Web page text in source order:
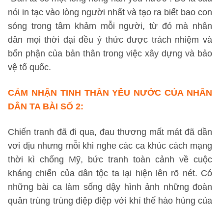
nói in tạc vào lòng người nhất và tạo ra biết bao con
sóng trong tâm khảm mỗi người, từ đó mà nhân
dân mọi thời đại đều ý thức được trách nhiệm và
bổn phận của bản thân trong việc xây dựng và bảo
vệ tổ quốc.
CẢM NHẬN TINH THẦN YÊU NƯỚC CỦA NHÂN
DÂN TA BÀI SỐ 2:
Chiến tranh đã đi qua, đau thương mất mát đã dần
vơi dịu nhưng mỗi khi nghe các ca khúc cách mạng
thời kì chống Mỹ, bức tranh toàn cảnh về cuộc
kháng chiến của dân tộc ta lại hiện lên rõ nét. Có
những bài ca làm sống dậy hình ảnh những đoàn
quân trùng trùng điệp điệp với khí thế hào hùng của